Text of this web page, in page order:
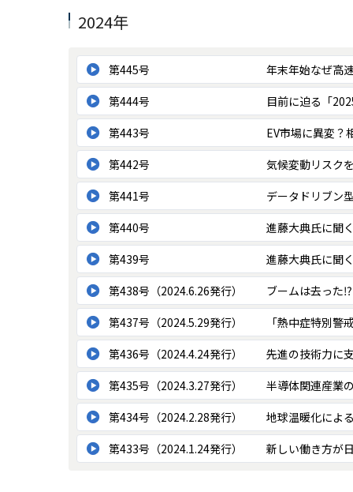
2024年
第445号
年末年始なぜ高
第444号
目前に迫る「
第443号
EV市場に異変？
第442号
気候変動リスク
第441号
データドリブン
第440号
進藤大典氏に聞
第439号
進藤大典氏に聞
第438号（2024.6.26発行）
ブームは去った
第437号（2024.5.29発行）
「熱中症特別
第436号（2024.4.24発行）
先進の技術力に
第435号（2024.3.27発行）
半導体関連産業
第434号（2024.2.28発行）
地球温暖化によ
第433号（2024.1.24発行）
新しい働き方が